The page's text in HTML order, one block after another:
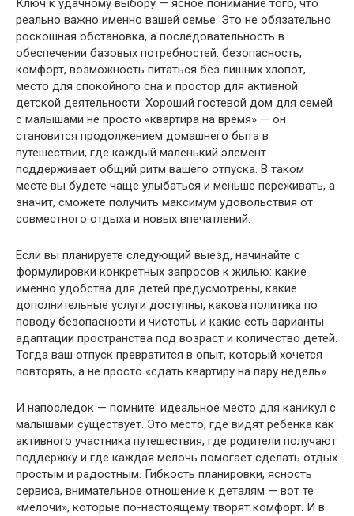
Ключ к удачному выбору — ясное понимание того, что
реально важно именно вашей семье. Это не обязательно
роскошная обстановка, а последовательность в
обеспечении базовых потребностей: безопасность,
комфорт, возможность питаться без лишних хлопот,
место для спокойного сна и простор для активной
детской деятельности. Хороший гостевой дом для семей
с малышами не просто «квартира на время» — он
становится продолжением домашнего быта в
путешествии, где каждый маленький элемент
поддерживает общий ритм вашего отпуска. В таком
месте вы будете чаще улыбаться и меньше переживать, а
значит, сможете получить максимум удовольствия от
совместного отдыха и новых впечатлений.
Если вы планируете следующий выезд, начинайте с
формулировки конкретных запросов к жилью: какие
именно удобства для детей предусмотрены, какие
дополнительные услуги доступны, какова политика по
поводу безопасности и чистоты, и какие есть варианты
адаптации пространства под возраст и количество детей.
Тогда ваш отпуск превратится в опыт, который хочется
повторять, а не просто «сдать квартиру на пару недель».
И напоследок — помните: идеальное место для каникул с
малышами существует. Это место, где видят ребенка как
активного участника путешествия, где родители получают
поддержку и где каждая мелочь помогает сделать отдых
простым и радостным. Гибкость планировки, ясность
сервиса, внимательное отношение к деталям — вот те
«мелочи», которые по-настоящему творят комфорт. И в